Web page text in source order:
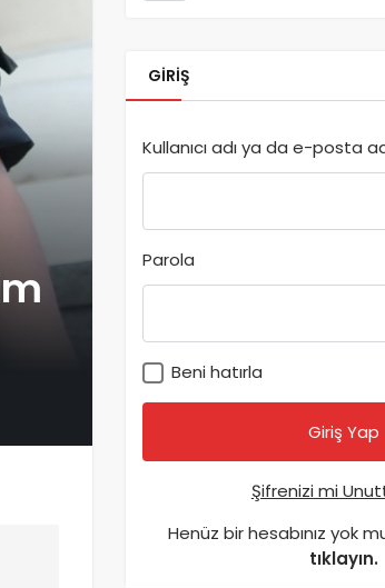
GIRIŞ
Kullanıcı adı ya da e-posta
Parola
Beni hatırla
Şifrenizi mi
Henüz bir hesabınız yok
tıklayın.